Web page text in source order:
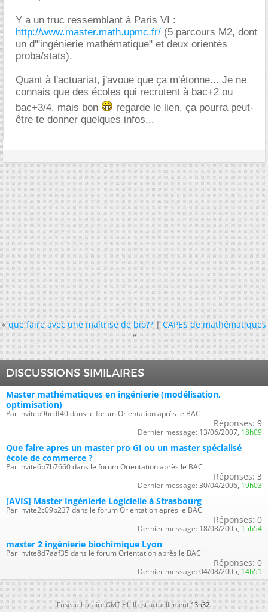
Y a un truc ressemblant à Paris VI :
http://www.master.math.upmc.fr/ (5 parcours M2, dont
un d'"ingénierie mathématique" et deux orientés
proba/stats).
Quant à l'actuariat, j'avoue que ça m'étonne... Je ne
connais que des écoles qui recrutent à bac+2 ou
bac+3/4, mais bon
regarde le lien, ça pourra peut-
être te donner quelques infos...
« que faire avec une maîtrise de bio??|CAPES de mathématiques
»
DISCUSSIONS SIMILAIRES
Master mathématiques en ingénierie (modélisation,
optimisation)
Par inviteb96cdf40 dans le forum Orientation après le BAC
Réponses: 9
Dernier message: 13/06/2007, 18h09
Que faire apres un master pro GI ou un master spécialisé
école de commerce ?
Par invite6b7b7660 dans le forum Orientation après le BAC
Réponses: 3
Dernier message: 30/04/2006, 19h03
[AVIS] Master Ingénierie Logicielle à Strasbourg
Par invite2c09b237 dans le forum Orientation après le BAC
Réponses: 0
Dernier message: 18/08/2005, 15h54
master 2 ingénierie biochimique Lyon
Par invite8d7aaf35 dans le forum Orientation après le BAC
Réponses: 0
Dernier message: 04/08/2005, 14h51
Fuseau horaire GMT +1. Il est actuellement13h32.